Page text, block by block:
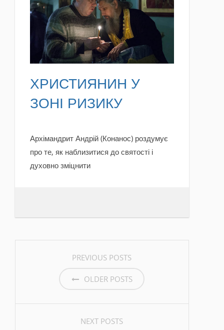
READ MORE
ХРИСТИЯНИН У
ЗОНІ РИЗИКУ
Архімандрит Андрій (Конанос) роздумує
про те, як наблизитися до святості і
духовно зміцнити
PREVIOUS POSTS
OLDER POSTS
NEXT POSTS